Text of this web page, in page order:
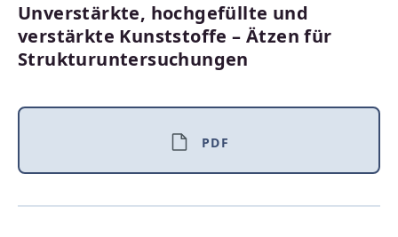
Unverstärkte, hochgefüllte und
verstärkte Kunststoffe – Ätzen für
Strukturuntersuchungen
PDF